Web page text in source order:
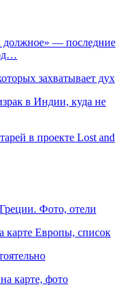
должное» — последние
захватывает дух
в Индии, куда не
в проекте Lost and
Фото, отели
карте Европы, список
карте, фото